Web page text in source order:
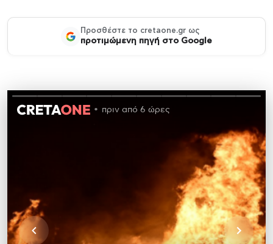
Προσθέστε το cretaone.gr ως
προτιμώμενη πηγή στο Google
πριν από 6 ώρες